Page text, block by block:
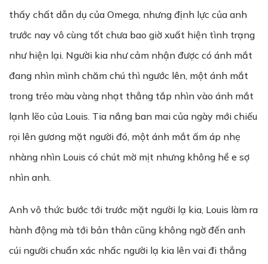
thấy chất dẫn dụ của Omega, nhưng định lực của anh
trước nay vô cùng tốt chưa bao giờ xuất hiện tình trạng
như hiện lại. Người kia như cảm nhận được có ánh mắt
đang nhìn mình chăm chú thì ngước lên, một ánh mắt
trong trẻo màu vàng nhạt thẳng tắp nhìn vào ánh mắt
lạnh lẽo của Louis. Tia nắng ban mai của ngày mới chiếu
rọi lên gương mặt người đó, một ánh mắt ấm áp nhẹ
nhàng nhìn Louis có chút mờ mịt nhưng không hề e sợ
nhìn anh.
Anh vô thức bước tới trước mặt người lạ kia, Louis làm ra
hành động mà tới bản thân cũng không ngờ đến anh
cúi người chuẩn xác nhấc người lạ kia lên vai đi thẳng